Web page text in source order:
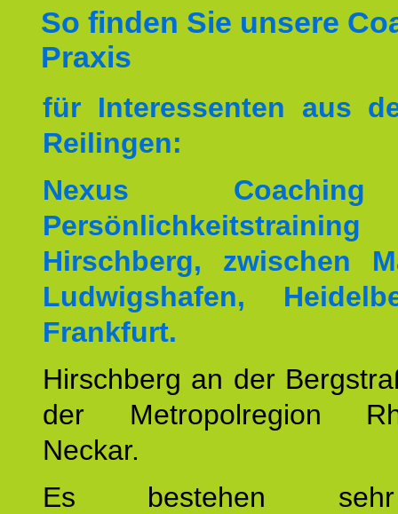
So finden Sie unsere
Praxis
für Interessenten aus
Reilingen:
Nexus
Hirschberg, zwischen
Ludwigshafen,
Frankfurt.
Hirschberg an der
der Metropolregion
Neckar.
Es bestehen